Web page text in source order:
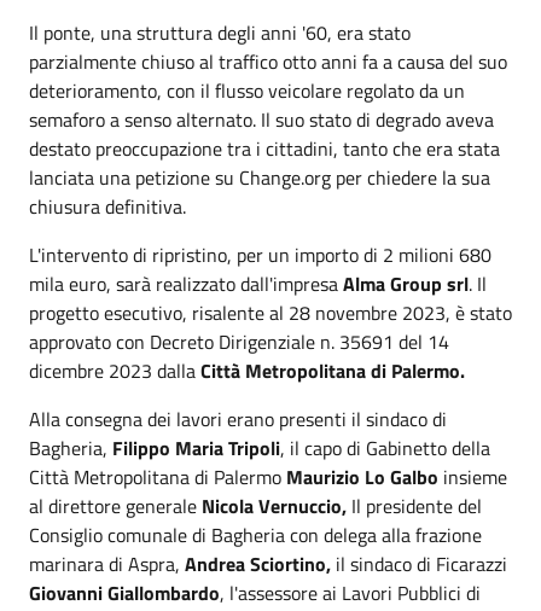
Il ponte, una struttura degli anni '60, era stato
parzialmente chiuso al traffico otto anni fa a causa del suo
deterioramento, con il flusso veicolare regolato da un
semaforo a senso alternato. Il suo stato di degrado aveva
destato preoccupazione tra i cittadini, tanto che era stata
lanciata una petizione su Change.org per chiedere la sua
chiusura definitiva.
L'intervento di ripristino, per un importo di 2 milioni 680
mila euro, sarà realizzato dall'impresaAlma Group srl. Il
progetto esecutivo, risalente al 28 novembre 2023, è stato
approvato con Decreto Dirigenziale n. 35691 del 14
dicembre 2023 dallaCittà Metropolitana di Palermo.
Alla consegna dei lavori erano presenti il sindaco di
Bagheria, Filippo Maria Tripoli, il capo di Gabinetto della
Città Metropolitana di Palermo Maurizio Lo Galbo insieme
al direttore generale Nicola Vernuccio, Il presidente del
Consiglio comunale di Bagheria con delega alla frazione
marinara di Aspra, Andrea Sciortino, il sindaco di Ficarazzi
Giovanni Giallombardo, l'assessore ai Lavori Pubblici di